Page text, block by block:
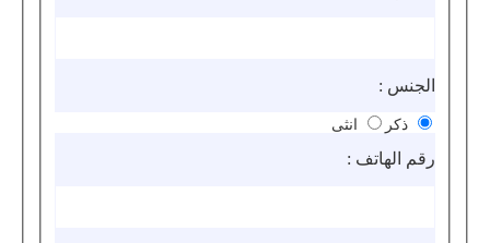
الجنس :
ذكر انثى
رقم الهاتف :